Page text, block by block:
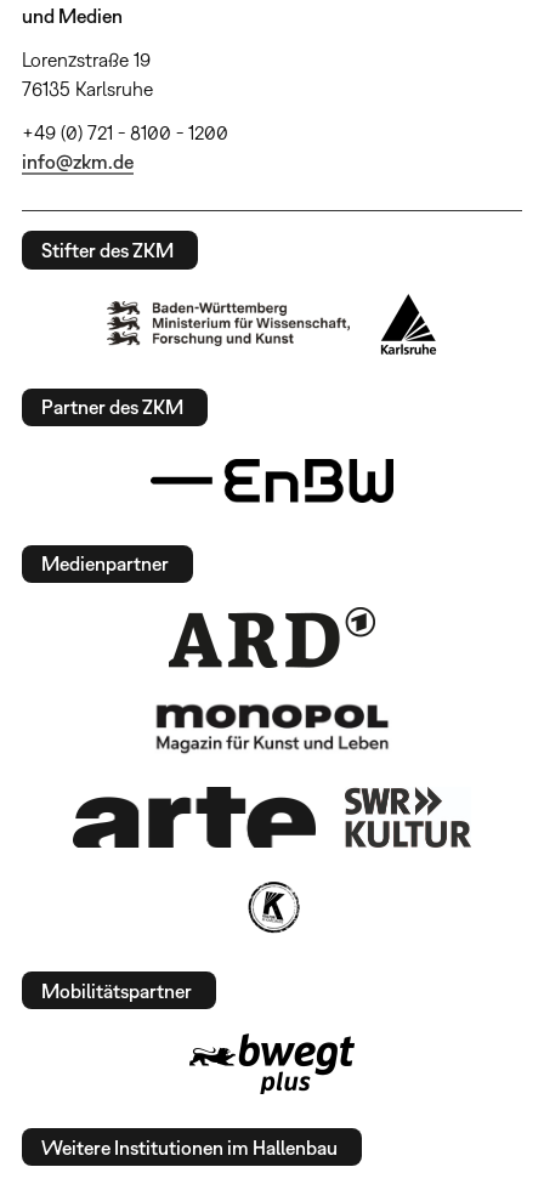
und Medien
Lorenzstraße 19
76135 Karlsruhe
+49 (0) 721 - 8100 - 1200
info@zkm.de
Stifter des ZKM
Partner des ZKM
Medienpartner
Mobilitätspartner
Weitere Institutionen im Hallenbau